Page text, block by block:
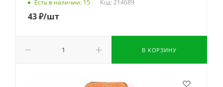
Есть в наличии: 15 Код: 214689
43₽/шт
В КОРЗИНУ